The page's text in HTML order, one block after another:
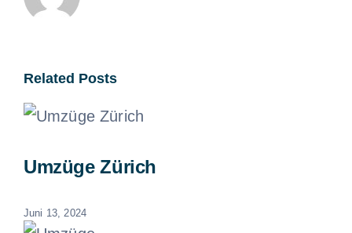
Related Posts
Umzüge Zürich
Juni 13, 2024